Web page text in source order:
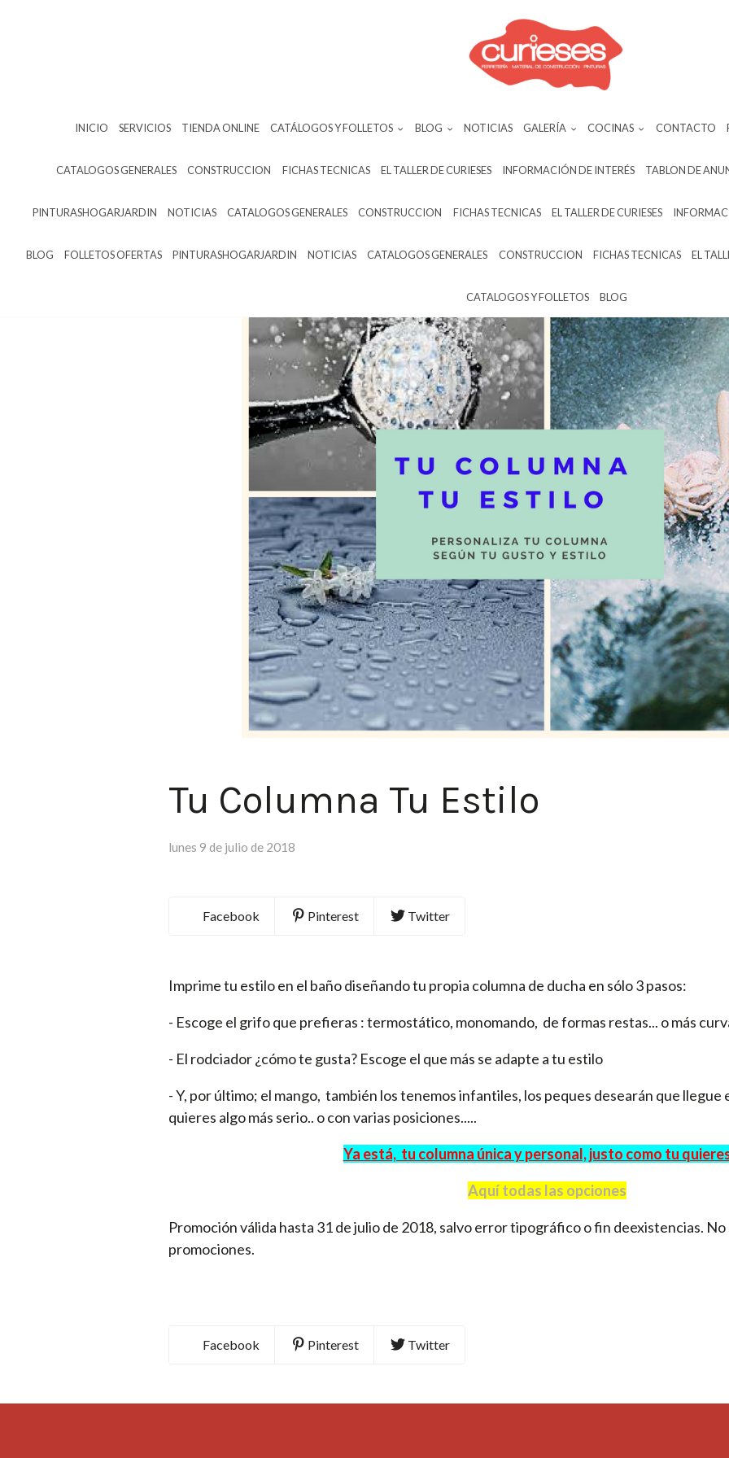
INICIO SERVICIOS TIENDA ONLINE CATÁLOGOS Y FOLLETOS BLOG NOTICIAS GALERÍA COCINAS CONTACTO
CATALOGOS GENERALES CONSTRUCCION FICHAS TECNICAS EL TALLER DE CURIESES INFORMACIÓN DE INTERÉS TABLON DE
PINTURASHOGARJARDIN NOTICIAS CATALOGOS GENERALES CONSTRUCCION FICHAS TECNICAS EL TALLER DE CURIESES
BLOG FOLLETOS OFERTAS PINTURASHOGARJARDIN NOTICIAS CATALOGOS GENERALES CONSTRUCCION FICHAS TECNICAS EL
CATALOGOS Y FOLLETOS BLOG
Tu Columna Tu Estilo
lunes 9 de julio de 2018
Facebook Pinterest Twitter
Imprime tu estilo en el baño diseñando tu propia columna de ducha en sólo 3 pasos:
- Escoge el grifo que prefieras : termostático, monomando, de formas restas... o más
- El rodciador ¿cómo te gusta? Escoge el que más se adapte a tu estilo
- Y, por último; el mango, también los tenemos infantiles, los peques desearán que llegue
quieres algo más serio.. o con varias posiciones.....
Ya está, tu columna única y personal, justo como tu
Aquí todas las opciones
Promoción válida hasta 31 de julio de 2018, salvo error tipográfico o fin deexistencias.
promociones.
Facebook Pinterest Twitter